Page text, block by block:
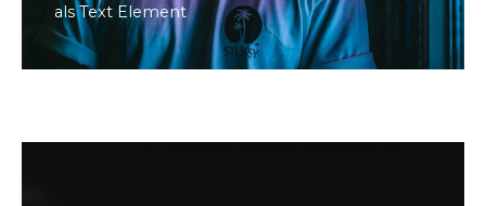
als Text Element